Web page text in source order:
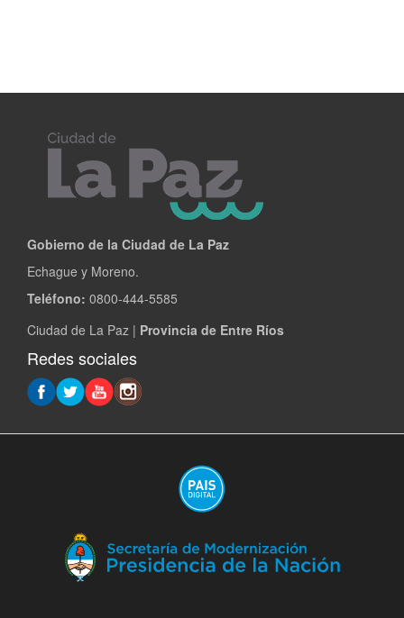
Gobierno de la Ciudad de La Paz
Echague y Moreno.
Teléfono: 0800-444-5585
Ciudad de La Paz | Provincia de Entre Ríos
Redes sociales